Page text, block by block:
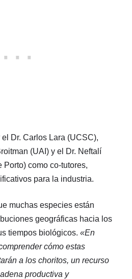
Dr. Carlos Lara (UCSC),
(UAI) y el Dr. Neftalí
como co-tutores,
para la industria.
muchas especies están
geográficas hacia los
tiempos biológicos. «En
cómo estas
a los choritos, un recurso
productiva y